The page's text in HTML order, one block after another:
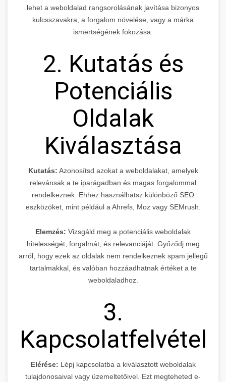
lehet a weboldalad rangsorolásának javítása bizonyos
kulcsszavakra, a forgalom növelése, vagy a márka
ismertségének fokozása.
2. Kutatás és
Potenciális
Oldalak
Kiválasztása
Kutatás: Azonosítsd azokat a weboldalakat, amelyek
relevánsak a te iparágadban és magas forgalommal
rendelkeznek. Ehhez használhatsz különböző SEO
eszközöket, mint például a Ahrefs, Moz vagy SEMrush.
Elemzés: Vizsgáld meg a potenciális weboldalak
hitelességét, forgalmát, és relevanciáját. Győződj meg
arról, hogy ezek az oldalak nem rendelkeznek spam jellegű
tartalmakkal, és valóban hozzáadhatnak értéket a te
weboldaladhoz.
3.
Kapcsolatfelvétel
Elérése: Lépj kapcsolatba a kiválasztott weboldalak
tulajdonosaival vagy üzemeltetőivel. Ezt megteheted e-